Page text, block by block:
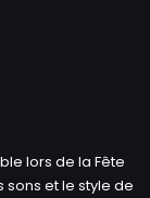
lors de la Fête
sons et le style de